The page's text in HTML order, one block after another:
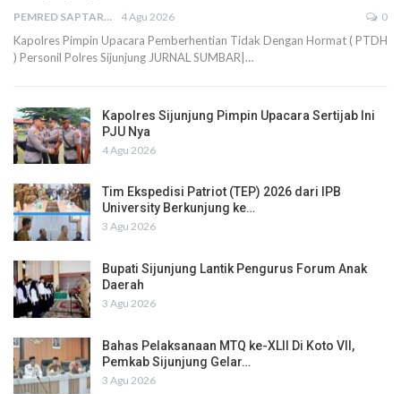
PEMRED SAPTARIUS 4 Agu 2026 0
Kapolres Pimpin Upacara Pemberhentian Tidak Dengan Hormat ( PTDH
) Personil Polres Sijunjung JURNAL SUMBAR|…
Kapolres Sijunjung Pimpin Upacara Sertijab Ini
PJU Nya
4 Agu 2026
Tim Ekspedisi Patriot (TEP) 2026 dari IPB
University Berkunjung ke…
3 Agu 2026
Bupati Sijunjung Lantik Pengurus Forum Anak
Daerah
3 Agu 2026
Bahas Pelaksanaan MTQ ke-XLII Di Koto VII,
Pemkab Sijunjung Gelar…
3 Agu 2026